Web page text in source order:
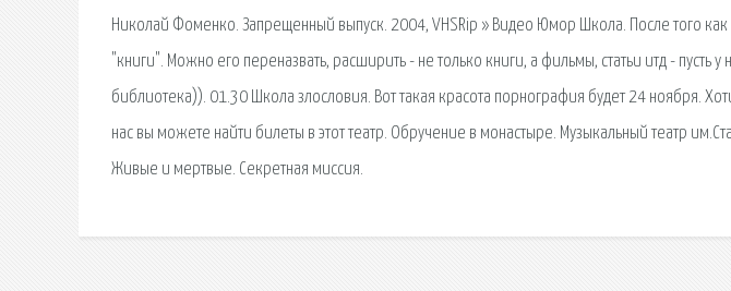
Николай Фоменко. Запрещенный выпуск. 2004, VHSRip » Видео Юмор Школа. После того как
"книги". Можно его переназвать, расширить - не только книги, а фильмы, статьи итд - пусть у
библиотека)). 01.30 Школа злословия. Вот такая красота порнография будет 24 ноября.
нас вы можете найти билеты в этот театр. Обручение в монастыре. Музыкальный театр
Живые и мертвые. Секретная миссия.